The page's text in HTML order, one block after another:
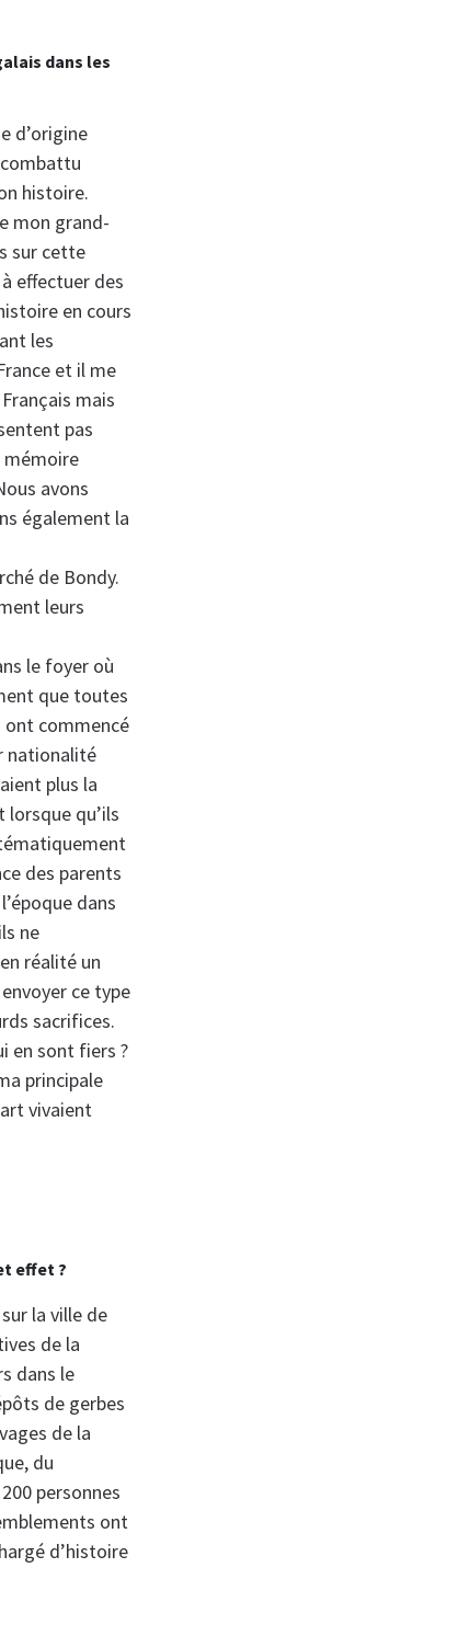
dans les
d’origine
histoire.
mon grand-
sur cette
effectuer des
en cours
les
et il me
mais
pas
mémoire
avons
également la
de Bondy.
leurs
le foyer où
que toutes
ont commencé
nationalité
plus la
qu’ils
des parents
dans
ne
réalité un
ce type
sacrifices.
en sont fiers ?
principale
vivaient
effet ?
la ville de
de la
dans le
de gerbes
de la
du
personnes
ont
d’histoire